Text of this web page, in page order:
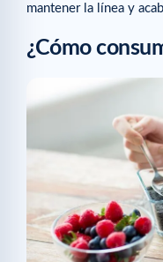
mantener la línea y
¿Cómo